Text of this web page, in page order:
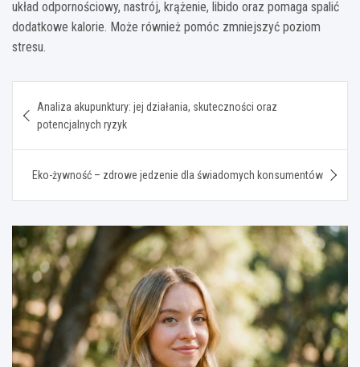
układ odpornościowy, nastrój, krążenie, libido oraz pomaga spalić
dodatkowe kalorie. Może również pomóc zmniejszyć poziom
stresu.
wpisu
Analiza akupunktury: jej działania, skuteczności oraz
potencjalnych ryzyk
Eko-żywność – zdrowe jedzenie dla świadomych konsumentów